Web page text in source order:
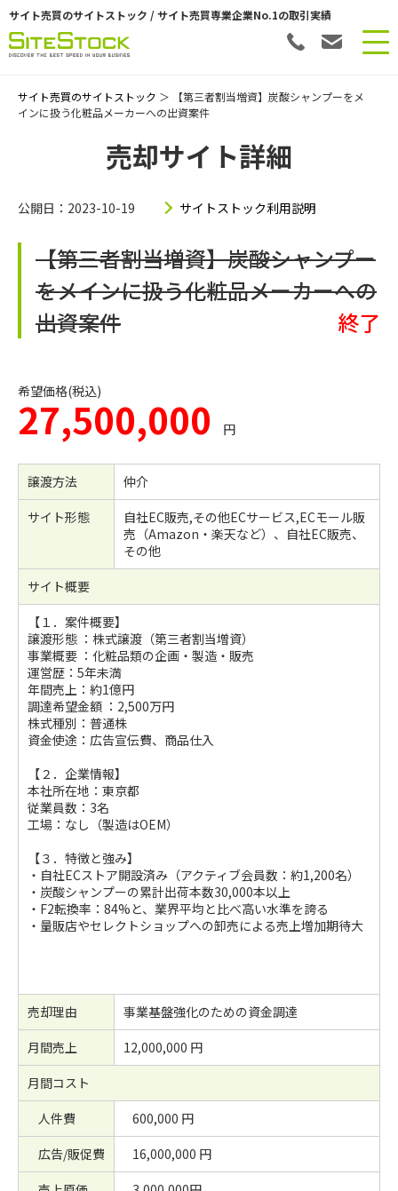
サイト売買のサイトストック / サイト売買専業企業No.1の取引実績
サイト売買のサイトストック ＞ 【第三者割当増資】炭酸シャンプーをメ
インに扱う化粧品メーカーへの出資案件
売却サイト詳細
公開日：2023-10-19 サイトストック利用説明
【第三者割当増資】炭酸シャンプー
をメインに扱う化粧品メーカーへの
出資案件
終了
希望価格(税込)
27,500,000 円
譲渡方法
仲介
サイト形態
自社EC販売,その他ECサービス,ECモール販
売（Amazon・楽天など）、自社EC販売、
その他
サイト概要
【１．案件概要】
譲渡形態 ：株式譲渡（第三者割当増資）
事業概要 ：化粧品類の企画・製造・販売
運営歴：5年未満
年間売上：約1億円
調達希望金額 ：2,500万円
株式種別：普通株
資金使途：広告宣伝費、商品仕入
【２．企業情報】
本社所在地：東京都
従業員数：3名
工場：なし（製造はOEM）
【３．特徴と強み】
・自社ECストア開設済み（アクティブ会員数：約1,200名）
・炭酸シャンプーの累計出荷本数30,000本以上
・F2転換率：84%と、業界平均と比べ高い水準を誇る
・量販店やセレクトショップへの卸売による売上増加期待大
売却理由
事業基盤強化のための資金調達
月間売上
12,000,000 円
月間コスト
人件費
600,000 円
広告/販促費
16,000,000 円